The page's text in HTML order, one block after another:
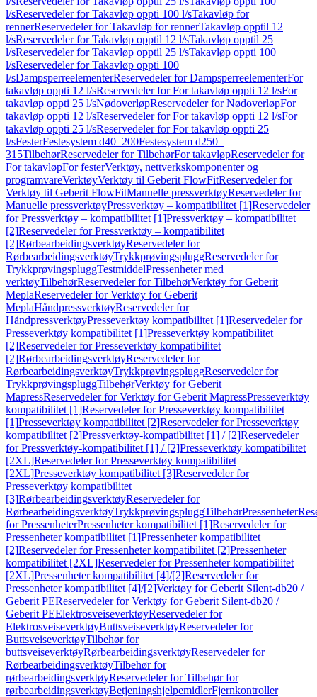
l/sReservedeler for Takavløp oppti 100 l/sTakavløp for
rennerReservedeler for Takavløp for rennerTakavløp opptil 12
l/sReservedeler for Takavløp opptil 12 l/sTakavløp opptil 25
l/sReservedeler for Takavløp opptil 25 l/sTakavløp oppti 100
l/sReservedeler for Takavløp oppti 100
l/sDampsperreelementerReservedeler for DampsperreelementerFor
takavløp oppti 12 l/sReservedeler for For takavløp oppti 12 l/sFor
takavløp oppti 25 l/sNødoverløpReservedeler for NødoverløpFor
takavløp oppti 12 l/sReservedeler for For takavløp oppti 12 l/sFor
takavløp oppti 25 l/sReservedeler for For takavløp oppti 25
l/sFesterFestesystem d40–200Festesystem d250–
315TilbehørReservedeler for TilbehørFor takavløpReservedeler for
For takavløpFor festerVerktøy, nettverkskomponenter og
programvareVerktøyVerktøy til Geberit FlowFitReservedeler for
Verktøy til Geberit FlowFitManuelle pressverktøyReservedeler for
Manuelle pressverktøyPressverktøy – kompatibilitet [1]Reservedeler
for Pressverktøy – kompatibilitet [1]Pressverktøy – kompatibilitet
[2]Reservedeler for Pressverktøy – kompatibilitet
[2]RørbearbeidingsverktøyReservedeler for
RørbearbeidingsverktøyTrykkprøvingspluggReservedeler for
TrykkprøvingspluggTestmiddelPressenheter med
verktøyTilbehørReservedeler for TilbehørVerktøy for Geberit
MeplaReservedeler for Verktøy for Geberit
MeplaHåndpressverktøyReservedeler for
HåndpressverktøyPresseverktøy kompatibilitet [1]Reservedeler for
Presseverktøy kompatibilitet [1]Presseverktøy kompatibilitet
[2]Reservedeler for Presseverktøy kompatibilitet
[2]RørbearbeidingsverktøyReservedeler for
RørbearbeidingsverktøyTrykkprøvingspluggReservedeler for
TrykkprøvingspluggTilbehørVerktøy for Geberit
MapressReservedeler for Verktøy for Geberit MapressPresseverktøy
kompatibilitet [1]Reservedeler for Presseverktøy kompatibilitet
[1]Presseverktøy kompatibilitet [2]Reservedeler for Presseverktøy
kompatibilitet [2]Pressverktøy-kompatibilitet [1] / [2]Reservedeler
for Pressverktøy-kompatibilitet [1] / [2]Presseverktøy kompatibilitet
[2XL]Reservedeler for Presseverktøy kompatibilitet
[2XL]Presseverktøy kompatibilitet [3]Reservedeler for
Presseverktøy kompatibilitet
[3]RørbearbeidingsverktøyReservedeler for
RørbearbeidingsverktøyTrykkprøvingspluggTilbehørPressenheter
for PressenheterPressenheter kompatibilitet [1]Reservedeler for
Pressenheter kompatibilitet [1]Pressenheter kompatibilitet
[2]Reservedeler for Pressenheter kompatibilitet [2]Pressenheter
kompatibilitet [2XL]Reservedeler for Pressenheter kompatibilitet
[2XL]Pressenheter kompatibilitet [4]/[2]Reservedeler for
Pressenheter kompatibilitet [4]/[2]Verktøy for Geberit Silent-db20 /
Geberit PEReservedeler for Verktøy for Geberit Silent-db20 /
Geberit PEElektrosveiseverktøyReservedeler for
ElektrosveiseverktøyButtsveiseverktøyReservedeler for
ButtsveiseverktøyTilbehør for
buttsveiseverktøyRørbearbeidingsverktøyReservedeler for
RørbearbeidingsverktøyTilbehør for
rørbearbeidingsverktøyReservedeler for Tilbehør for
rørbearbeidingsverktøyBetjeningshjelpemidlerFjernkontroller